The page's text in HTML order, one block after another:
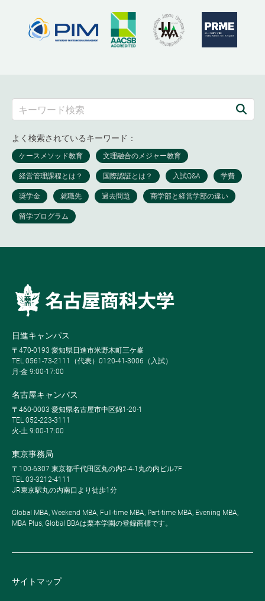
よく検索されているキーワード：
日進キャンパス
〒470-0193 愛知県日進市米野木町三ケ峯
TEL 0561-73-2111（代表）0120-41-3006（入試）
月-金 9:00-17:00
名古屋キャンパス
〒460-0003 愛知県名古屋市中区錦1-20-1
TEL 052-223-3111
火-土 9:00-17:00
東京事務局
〒100-6307 東京都千代田区丸の内2-4-1丸の内ビル7F
TEL 03-3212-4111
JR東京駅丸の内南口より徒歩1分
Global MBA, Weekend MBA, Full-time MBA, Part-time MBA, Evening MBA,
MBA Plus, Global BBAは栗本学園の登録商標です。
サイトマップ